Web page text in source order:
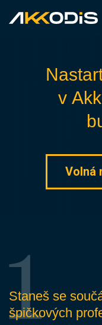
v
Volná
Staneš se
špičkových